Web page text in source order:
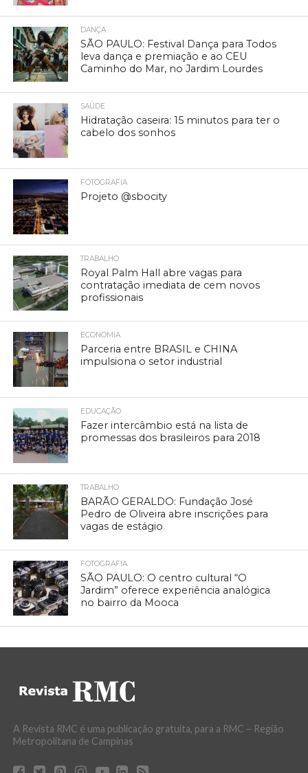
DANÇA
SÃO PAULO: Festival Dança para Todos
leva dança e premiação e ao CEU
Caminho do Mar, no Jardim Lourdes
SAÚDE
Hidratação caseira: 15 minutos para ter o
cabelo dos sonhos
FOTOGRAFIA
Projeto @sbocity
TRABALHO
Royal Palm Hall abre vagas para
contratação imediata de cem novos
profissionais
ECONOMIA
Parceria entre BRASIL e CHINA
impulsiona o setor industrial
EDUCAÇÃO
Fazer intercâmbio está na lista de
promessas dos brasileiros para 2018
TRABALHO
BARÃO GERALDO: Fundação José
Pedro de Oliveira abre inscrições para
vagas de estágio
FOTOGRAFIA
SÃO PAULO: O centro cultural “O
Jardim” oferece experiência analógica
no bairro da Mooca
A Revista RMC é uma publicação gratuita, para a RMC – Região
Metropolitana de Campinas